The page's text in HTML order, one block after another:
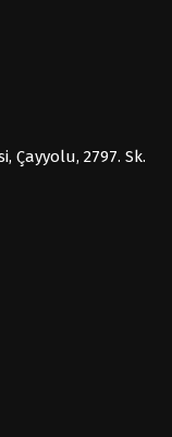
Çayyolu, 2797. Sk.